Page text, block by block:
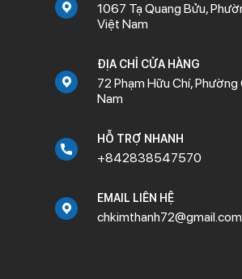
1067 Tạ Quang Bửu,
Việt Nam
ĐỊA CHỈ CỬA HÀNG
72 Phạm Hữu Chí,
Nam
HỖ TRỢ NHANH
+842838547570
EMAIL LIÊN HỆ
chkimthanh72@gmail.com